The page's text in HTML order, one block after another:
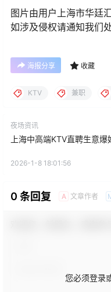
图片由用户上海市华廷
如涉及侵权请通知我们处
海报分享 收藏
KTV 兼职
夜场资讯
上海中高端KTV直聘生意爆
2026-1-8 18:01:56
0 条回复 A 文章作者
您必须登录